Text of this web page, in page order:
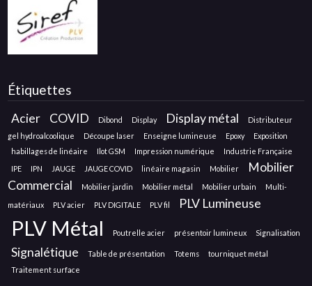
Étiquettes
Acier COVID Dibond Display Display métal
Distributeur
gel hydroalcoolique
Découpe laser Enseigne lumineuse Epoxy
Exposition
habillages de linéaire
Ilot GSM Impression numérique
Industrie Française
IPE
IPN JAUGE JAUGE COVID linéaire magasin Mobilier
Mobilier
Commercial
Mobilier jardin Mobilier métal Mobilier urbain
Multi-
matériaux
PLV acier PLV DIGITALE PLV fil PLV Lumineuse
PLV Métal Poutrelle acier présentoir lumineux Signalisation
Signalétique Table de présentation Totems
tourniquet métal
Traitement surface